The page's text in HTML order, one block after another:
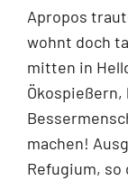
Apropos
wohnt doch
mitten in
Ökospießern,
machen!
Refugium,